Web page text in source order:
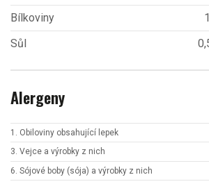
Bílkoviny
Sůl
Alergeny
1. Obiloviny obsahující lepek
3. Vejce a výrobky z nich
6. Sójové boby (sója) a výrobky z nich